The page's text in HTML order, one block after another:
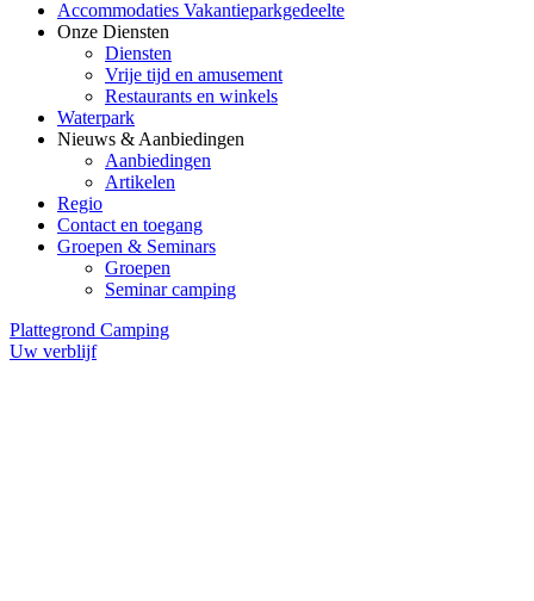
Accommodaties Vakantieparkgedeelte
Onze Diensten
Diensten
Vrije tijd en amusement
Restaurants en winkels
Waterpark
Nieuws & Aanbiedingen
Aanbiedingen
Artikelen
Regio
Contact en toegang
Groepen & Seminars
Groepen
Seminar camping
Plattegrond Camping
Uw verblijf